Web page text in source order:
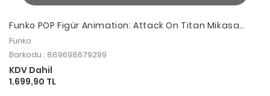
Funko POP Figür Animation: Attack On Titan Mikasa
Ackermann
Funko
Barkodu : 889698679299
KDV Dahil
1.699,90 TL